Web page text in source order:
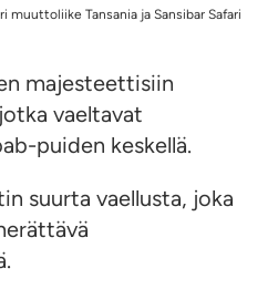
muuttoliike Tansania ja Sansibar Safari
majesteettisiin
vaeltavat
puiden keskellä.
suurta vaellusta, joka